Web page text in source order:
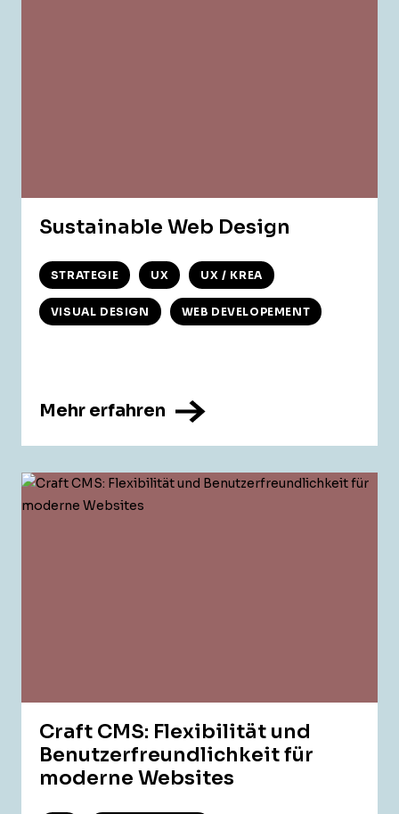
Sustainable Web Design
STRATEGIE UX UX / KREA
VISUAL DESIGN WEB DEVELOPEMENT
Mehr erfahren
Craft CMS: Flexibilität und
Benutzerfreundlichkeit für
moderne Websites